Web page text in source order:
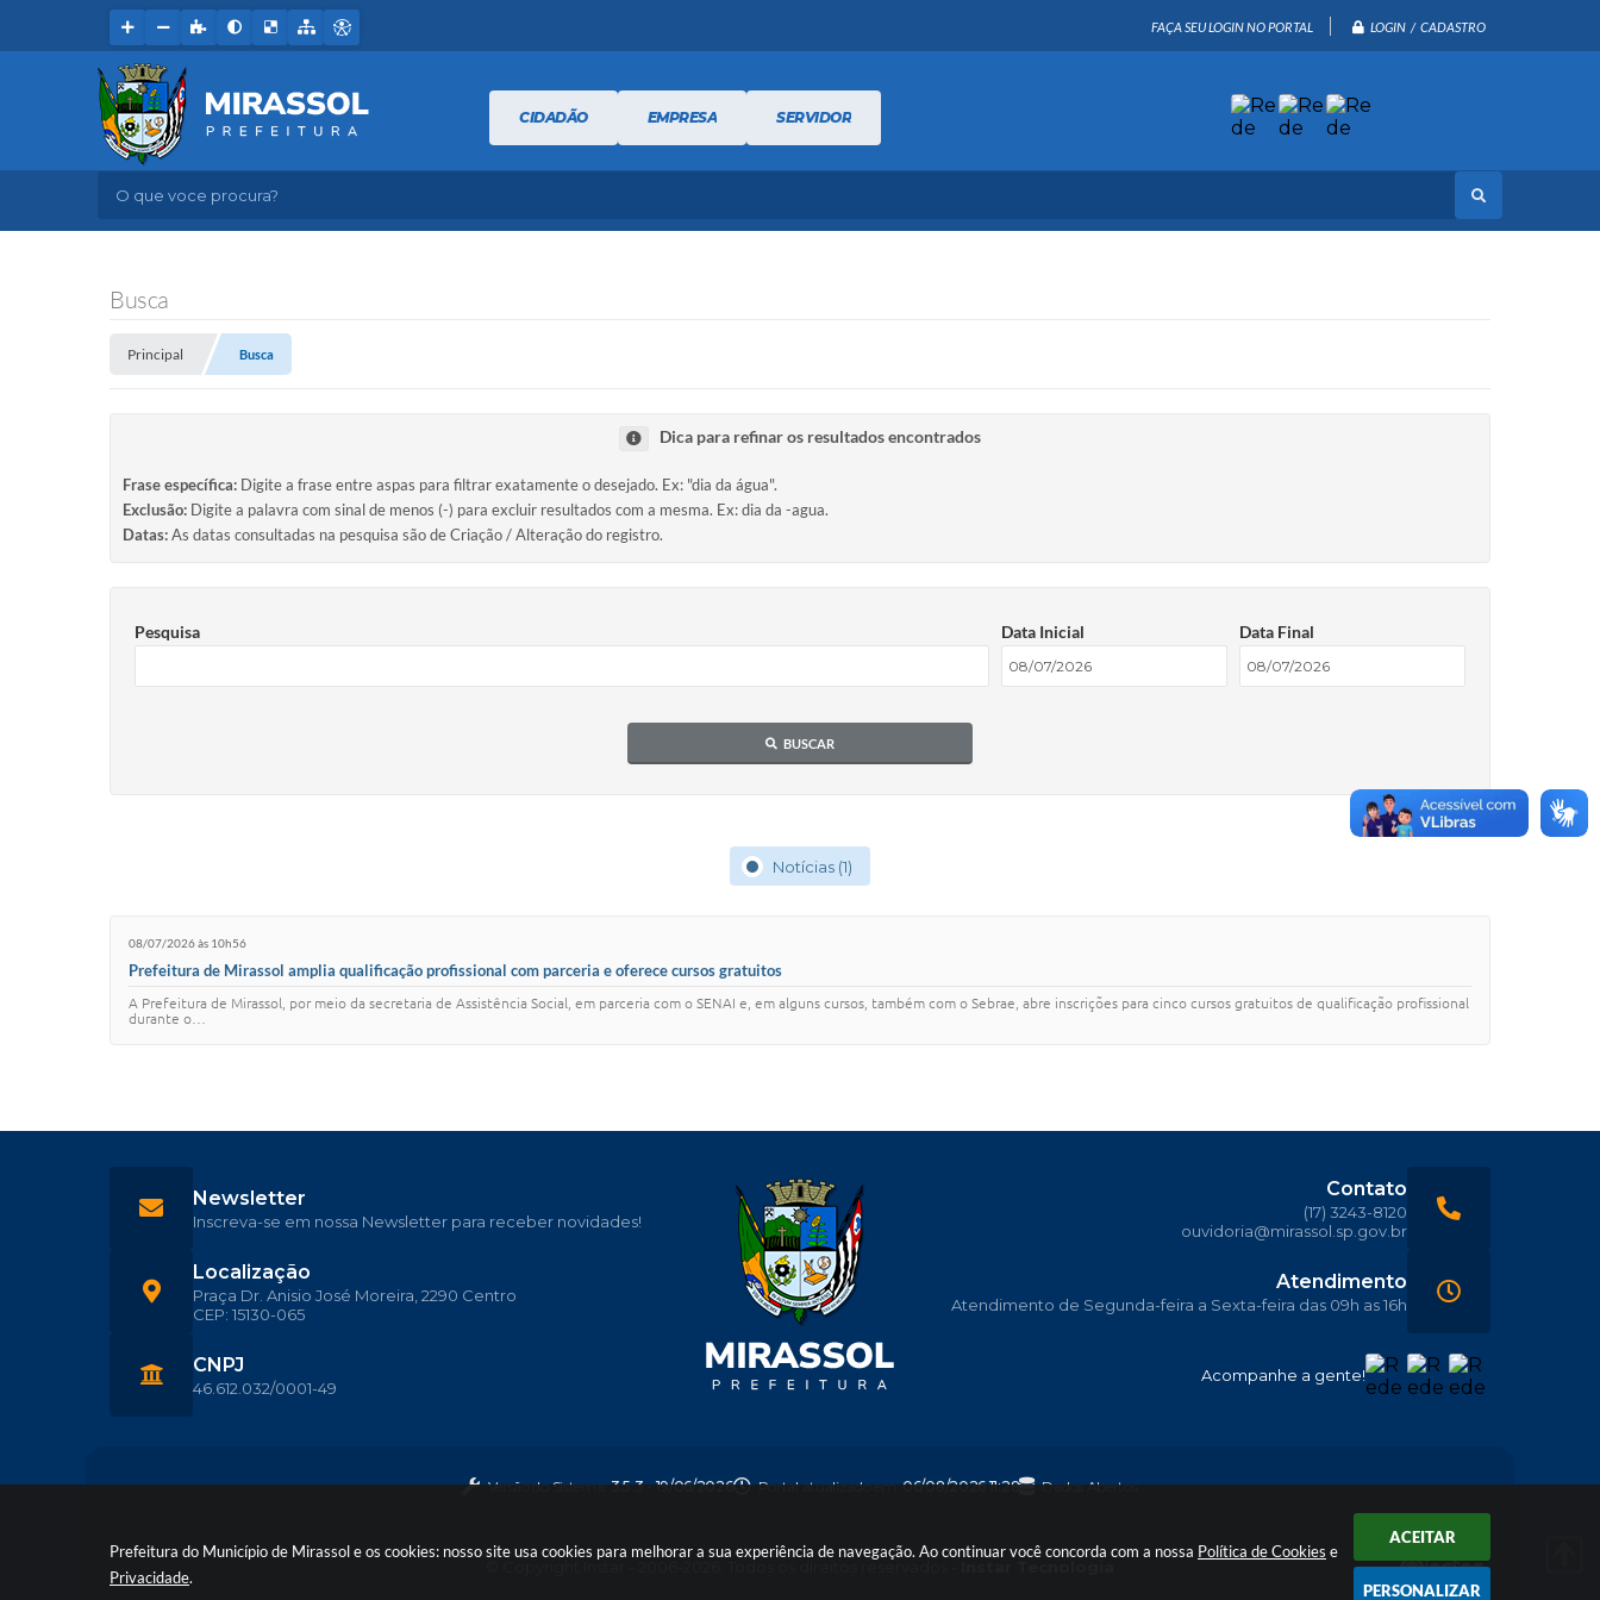
Prefeitura do Município de Mirassol e os cookies: nosso site usa cookies para melhorar a sua experiência de navegação. Ao continuar você concorda com a nossa Política de Cookies e
Privacidade.
ACEITAR
PERSONALIZAR
FAÇA SEU LOGIN NO PORTAL LOGIN / CADASTRO
O que voce procura?
CIDADÃO EMPRESA SERVIDOR
Busca
Principal Busca
Dica para refinar os resultados encontrados
Frase específica: Digite a frase entre aspas para filtrar exatamente o desejado. Ex: "dia da água".
Exclusão: Digite a palavra com sinal de menos (-) para excluir resultados com a mesma. Ex: dia da -agua.
Datas:As datas consultadas na pesquisa são de Criação / Alteração do registro.
Pesquisa Data Inicial Data Final
BUSCAR
Notícias (1)
08/07/2026 às 10h56
Prefeitura de Mirassol amplia qualificação profissional com parceria e oferece cursos gratuitos
A Prefeitura de Mirassol, por meio da secretaria de Assistência Social, em parceria com o SENAI e, em alguns cursos, também com o Sebrae, abre inscrições para cinco cursos gratuitos de qualificação profissional
durante o…
Acompanhe a gente!
Localização
Praça Dr. Anisio José Moreira, 2290 Centro
CEP: 15130-065
Contato
(17) 3243-8120
ouvidoria@mirassol.sp.gov.br
Atendimento
Atendimento de Segunda-feira a Sexta-feira das 09h as 16h
CNPJ
46.612.032/0001-49
Newsletter
Inscreva-se em nossa Newsletter para receber novidades!
Versão do Sistema:3.5.3 - 19/06/2026 Portal atualizado em:06/08/2026 11:28 Dados Abertos